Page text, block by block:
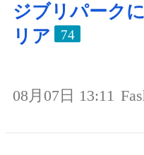
ジブリパーク
リア
74
08月07日 13:11